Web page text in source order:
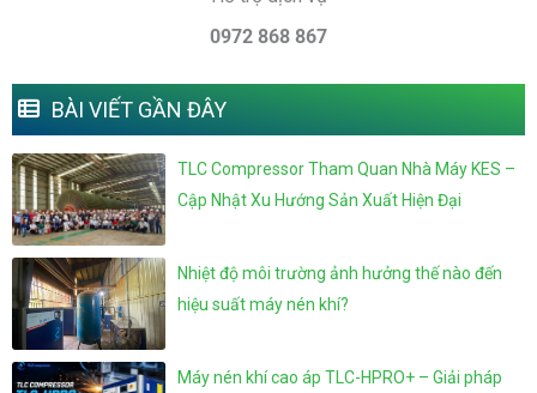
0972 868 867
BÀI VIẾT GẦN ĐÂY
TLC Compressor Tham Quan Nhà Máy KES –
Cập Nhật Xu Hướng Sản Xuất Hiện Đại
Nhiệt độ môi trường ảnh hưởng thế nào đến
hiệu suất máy nén khí?
Máy nén khí cao áp TLC-HPRO+ – Giải pháp